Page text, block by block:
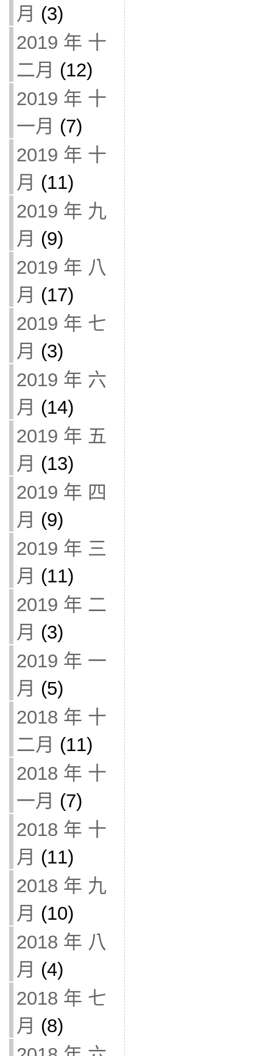
月 (3)
2019 年 十
二月 (12)
2019 年 十
一月 (7)
2019 年 十
月 (11)
2019 年 九
月 (9)
2019 年 八
月 (17)
2019 年 七
月 (3)
2019 年 六
月 (14)
2019 年 五
月 (13)
2019 年 四
月 (9)
2019 年 三
月 (11)
2019 年 二
月 (3)
2019 年 一
月 (5)
2018 年 十
二月 (11)
2018 年 十
一月 (7)
2018 年 十
月 (11)
2018 年 九
月 (10)
2018 年 八
月 (4)
2018 年 七
月 (8)